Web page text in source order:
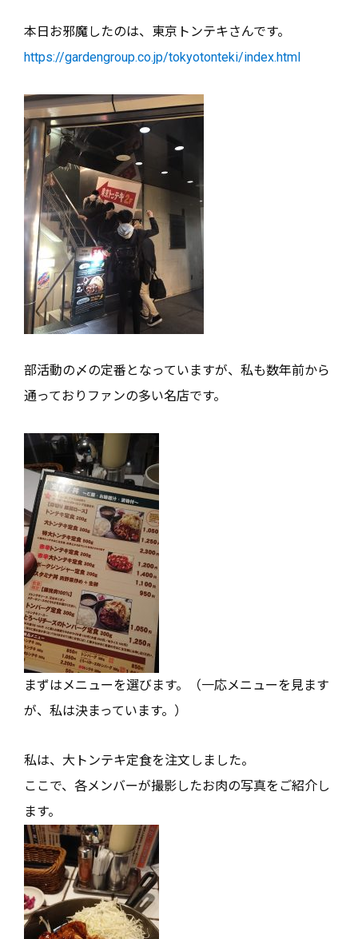
本日お邪魔したのは、東京トンテキさんです。
https://gardengroup.co.jp/tokyotonteki/index.html
部活動の〆の定番となっていますが、私も数年前から
通っておりファンの多い名店です。
まずはメニューを選びます。（一応メニューを見ます
が、私は決まっています。）
私は、大トンテキ定食を注文しました。
ここで、各メンバーが撮影したお肉の写真をご紹介し
ます。